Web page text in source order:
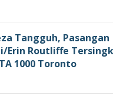
Tangguh, Pasangan
Erin Routliffe
1000 Toronto